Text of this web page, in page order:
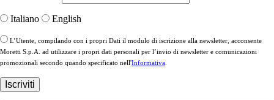
Italiano English
L’Utente, compilando con i propri Dati il modulo di iscrizione alla newsletter, acconsente
Moretti S.p.A. ad utilizzare i propri dati personali per l’invio di newsletter e comunicazioni
promozionali secondo quando specificato nell'Informativa